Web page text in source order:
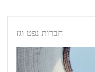
חברות נפט וגז